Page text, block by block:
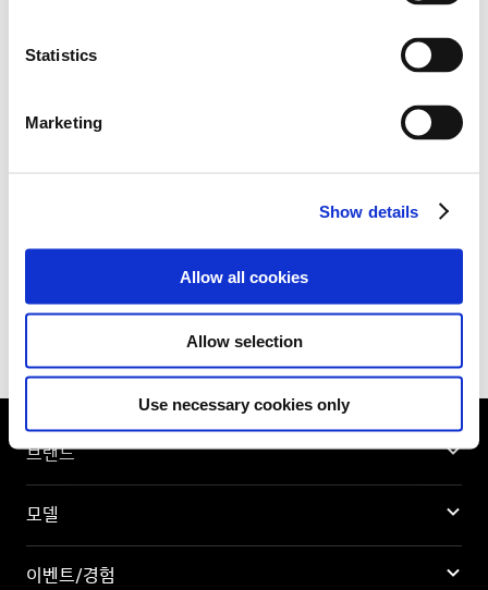
Statistics
Marketing
Show details
Allow all cookies
Allow selection
Use necessary cookies only
GRANTURISMO-eN1-Rd3-result-FIN.pdf
브랜드
모델
이벤트/경험